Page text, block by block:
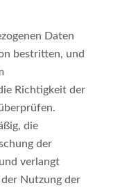
Daten
bestritten, und
Richtigkeit der
die
der
verlangt
Nutzung der